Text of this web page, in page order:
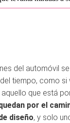
del automóvil
tiempo, como si
que está
por el
diseño, y solo